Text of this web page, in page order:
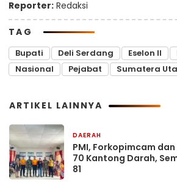
Reporter: Redaksi
TAG
Bupati Deli Serdang Eselon II
Nasional
Pejabat Sumatera
ARTIKEL LAINNYA
DAERAH
PMI, Forkopimcam dan
70 Kantong Darah,
81